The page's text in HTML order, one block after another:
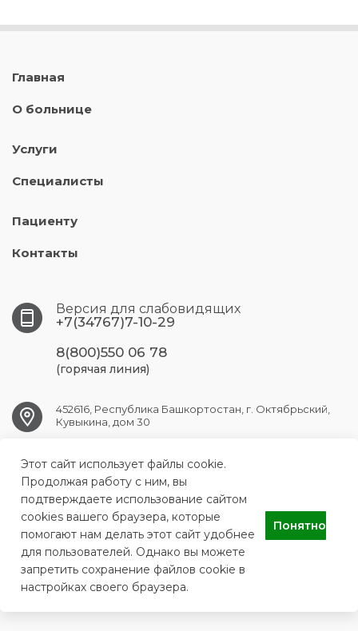
Главная
О больнице
Услуги
Специалисты
Пациенту
Контакты
Версия для слабовидящих
+7(34767)7-10-29
8(800)550 06 78
(горячая линия)
452616, Республика Башкортостан, г. Октябрьский,
Кувыкина, дом 30
OKT.GB1@doctorrb.ru
ГБУЗ РБ Городская больница №1 г.Октябрьский
Этот сайт использует файлы cookie.
Продолжая работу с ним, вы
подтверждаете использование сайтом
cookies вашего браузера, которые
помогают нам делать этот сайт удобнее
для пользователей. Однако вы можете
запретить сохранение файлов cookie в
настройках своего браузера.
Понятно